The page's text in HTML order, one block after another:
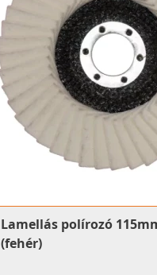
Lamellás polírozó
(fehér)